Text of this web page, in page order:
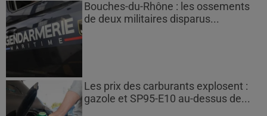
Bouches-du-Rhône : les ossements
de deux militaires disparus...
Les prix des carburants explosent :
gazole et SP95-E10 au-dessus de...